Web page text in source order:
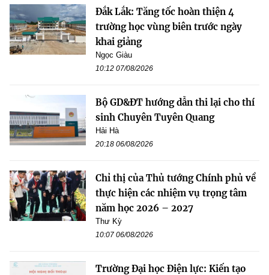
Đắk Lắk: Tăng tốc hoàn thiện 4
trường học vùng biên trước ngày
khai giảng
Ngọc Giàu
10:12 07/08/2026
Bộ GD&ĐT hướng dẫn thi lại cho thí
sinh Chuyên Tuyên Quang
Hải Hà
20:18 06/08/2026
Chỉ thị của Thủ tướng Chính phủ về
thực hiện các nhiệm vụ trọng tâm
năm học 2026 – 2027
Thư Kỳ
10:07 06/08/2026
Trường Đại học Điện lực: Kiến tạo